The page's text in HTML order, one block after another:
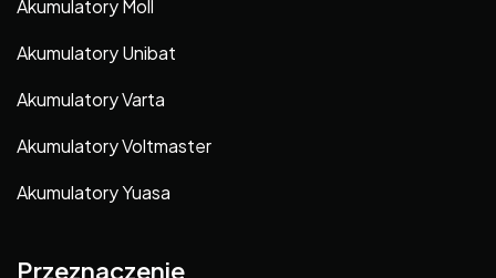
Akumulatory Moll
Akumulatory Unibat
Akumulatory Varta
Akumulatory Voltmaster
Akumulatory Yuasa
Przeznaczenie